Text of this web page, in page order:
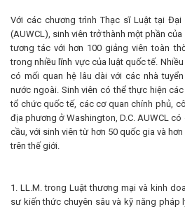
Với các chương trình Thạc sĩ Luật tại Đại
(AUWCL), sinh viên trở thành một phần
tương tác với hơn 100 giảng viên toàn
trong nhiều lĩnh vực của luật quốc tế.
có mối quan hệ lâu dài với các nhà
nước ngoài. Sinh viên có thể thực hiện
tổ chức quốc tế, các cơ quan chính phủ,
địa phương ở Washington, D.C. AUWCL
cầu, với sinh viên từ hơn 50 quốc gia và
trên thế giới.
1. LL.M. trong Luật thương mại và kinh
sư kiến ​​thức chuyên sâu và kỹ năng pháp